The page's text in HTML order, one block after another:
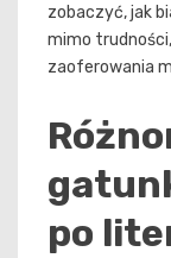
zobaczyć, jak
mimo
zaoferowania
po